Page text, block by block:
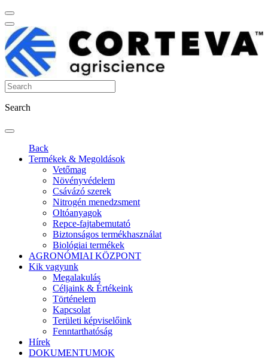
Search
Back
Termékek & Megoldások
Vetőmag
Növényvédelem
Csávázó szerek
Nitrogén menedzsment
Oltóanyagok
Repce-fajtabemutató
Biztonságos termékhasználat
Biológiai termékek
AGRONÓMIAI KÖZPONT
Kik vagyunk
Megalakulás
Céljaink & Értékeink
Történelem
Kapcsolat
Területi képviselőink
Fenntarthatóság
Hírek
DOKUMENTUMOK